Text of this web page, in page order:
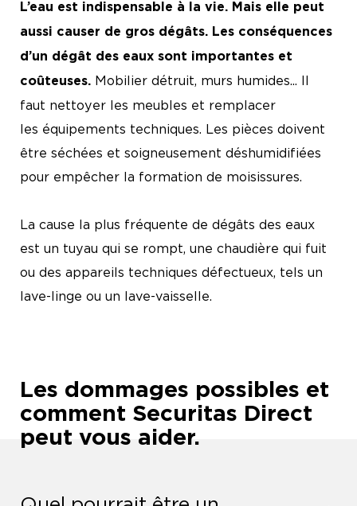
L’eau est indispensable à la vie. Mais elle peut
aussi causer de gros dégâts. Les conséquences
d’un dégât des eaux sont importantes et
coûteuses. Mobilier détruit, murs humides... Il
faut nettoyer les meubles et remplacer
les équipements techniques. Les pièces doivent
être séchées et soigneusement déshumidifiées
pour empêcher la formation de moisissures.
La cause la plus fréquente de dégâts des eaux
est un tuyau qui se rompt, une chaudière qui fuit
ou des appareils techniques défectueux, tels un
lave-linge ou un lave-vaisselle.
Les dommages possibles et
comment Securitas Direct
peut vous aider.